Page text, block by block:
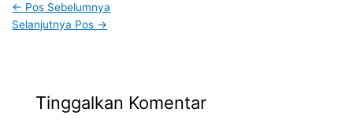
← Pos Sebelumnya
Selanjutnya Pos →
Tinggalkan Komentar